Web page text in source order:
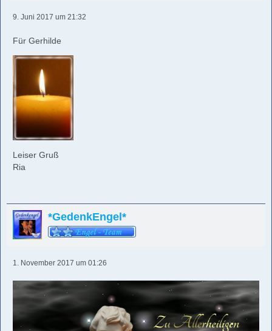
9. Juni 2017 um 21:32
Für Gerhilde
Leiser Gruß
Ria
*GedenkEngel*
1. November 2017 um 01:26